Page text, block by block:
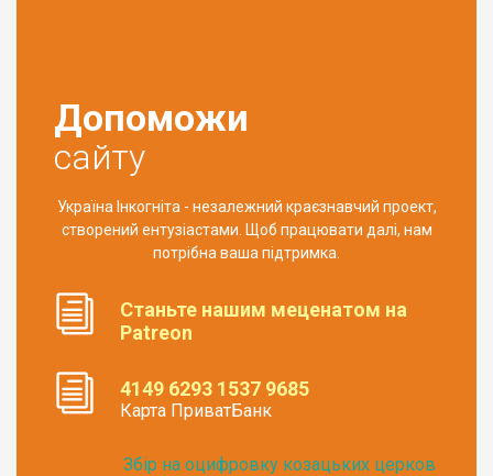
Допоможи
сайту
Україна Інкогніта - незалежний краєзнавчий проект,
створений ентузіастами. Щоб працювати далі, нам
потрібна ваша підтримка.
Станьте нашим меценатом на
Patreon
4149 6293 1537 9685
Карта ПриватБанк
Збір на оцифровку козацьких церков